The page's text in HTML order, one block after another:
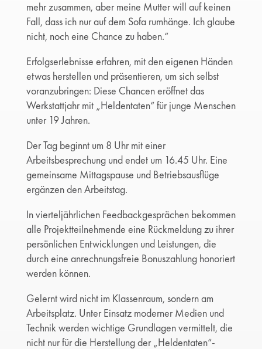
mehr zusammen, aber meine Mutter will auf keinen
Fall, dass ich nur auf dem Sofa rumhänge. Ich glaube
nicht, noch eine Chance zu haben.“
Erfolgserlebnisse erfahren, mit den eigenen Händen
etwas herstellen und präsentieren, um sich selbst
voranzubringen: Diese Chancen eröffnet das
Werkstattjahr mit „Heldentaten“ für junge Menschen
unter 19 Jahren.
Der Tag beginnt um 8 Uhr mit einer
Arbeitsbesprechung und endet um 16.45 Uhr. Eine
gemeinsame Mittagspause und Betriebsausflüge
ergänzen den Arbeitstag.
In vierteljährlichen Feedbackgesprächen bekommen
alle Projektteilnehmende eine Rückmeldung zu ihrer
persönlichen Entwicklungen und Leistungen, die
durch eine anrechnungsfreie Bonuszahlung honoriert
werden können.
Gelernt wird nicht im Klassenraum, sondern am
Arbeitsplatz. Unter Einsatz moderner Medien und
Technik werden wichtige Grundlagen vermittelt, die
nicht nur für die Herstellung der „Heldentaten“-